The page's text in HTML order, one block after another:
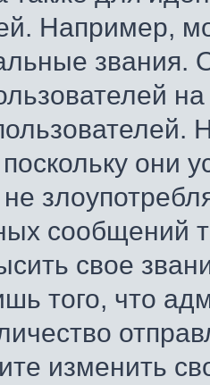
Например,
звания.
они
сообщений
свое
того, что
изменить